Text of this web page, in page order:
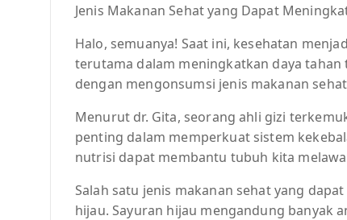
Jenis Makanan Sehat yang Dapat
Halo, semuanya! Saat ini, kesehatan
terutama dalam meningkatkan daya
dengan mengonsumsi jenis makanan
Menurut dr. Gita, seorang ahli gizi
penting dalam memperkuat sistem
nutrisi dapat membantu tubuh kita
Salah satu jenis makanan sehat yang
hijau. Sayuran hijau mengandung banyak